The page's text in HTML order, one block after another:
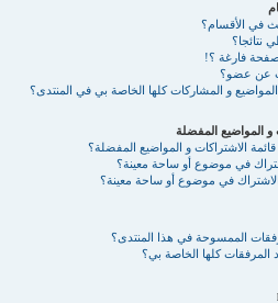
في الأقسام؟
نتائجا؟
صفحة فارغة ؟!
عن عضو؟
و المشاركات كلها الخاصة بي في المنتدى؟
و المواضيع المفضلة
الاشتراكات و المواضيع المفضلة؟
في موضوع أو ساحة معينة؟
في موضوع أو ساحة معينة؟
الممسوحة في هذا المنتدى؟
المرفقات كلها الخاصة بي؟